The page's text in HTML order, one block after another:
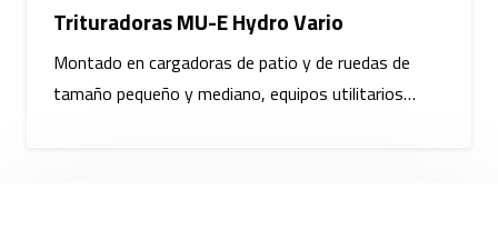
Trituradoras MU-E Hydro Vario
Montado en cargadoras de patio y de ruedas de
tamaño pequeño y mediano, equipos utilitarios…